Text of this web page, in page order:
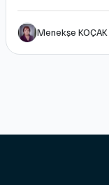
Menekşe KOÇAK